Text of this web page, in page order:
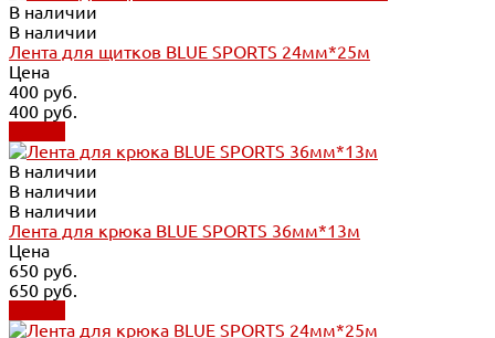
В наличии
В наличии
Лента для щитков BLUE SPORTS 24мм*25м
Цена
400 руб.
400 руб.
В наличии
В наличии
В наличии
Лента для крюка BLUE SPORTS 36мм*13м
Цена
650 руб.
650 руб.